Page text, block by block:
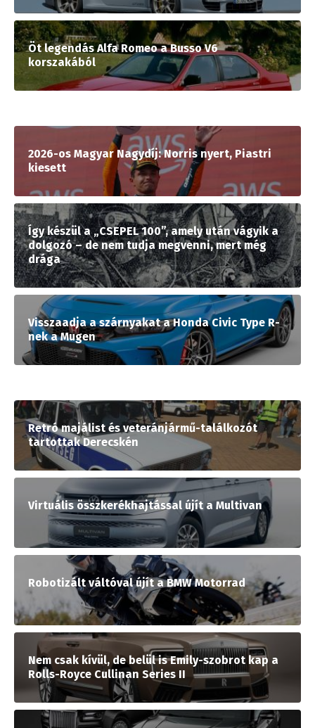
Öt legendás Alfa Romeo a Busso V6
korszakából
2026-os Magyar Nagydíj: Norris nyert, Piastri
kiesett
Így készül a „CSEPEL 100”, amely után vágyik a
dolgozó – de nem tudja megvenni, mert még
drága
Visszaadja a szárnyakat a Honda Civic Type R-
nek a Mugen
Retró majálist és veteránjármű-találkozót
tartottak Derecskén
Virtuális összkerékhajtással újít a Multivan
Robotizált váltóval újít a BMW Motorrad
Nem csak kívül, de belül is Emily-szobrot kap a
Rolls-Royce Cullinan Series II